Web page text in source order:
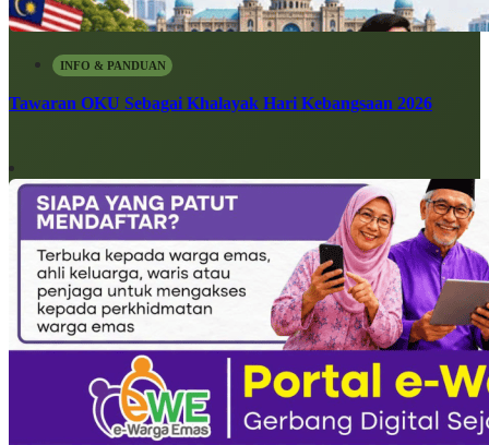
INFO & PANDUAN
Tawaran OKU Sebagai Khalayak Hari Kebangsaan 2026